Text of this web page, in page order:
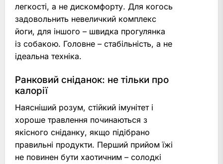
легкості, а не дискомфорту. Для когось
задовольнить невеличкий комплекс
йоги, для іншого – швидка прогулянка
із собакою. Головне – стабільність, а не
ідеальна техніка.
Ранковий сніданок: не тільки про
калорії
Наясніший розум, стійкий імунітет і
хороше травлення починаються з
якісного сніданку, якщо підібрано
правильні продукти. Перший прийом їжі
не повинен бути хаотичним – солодкі